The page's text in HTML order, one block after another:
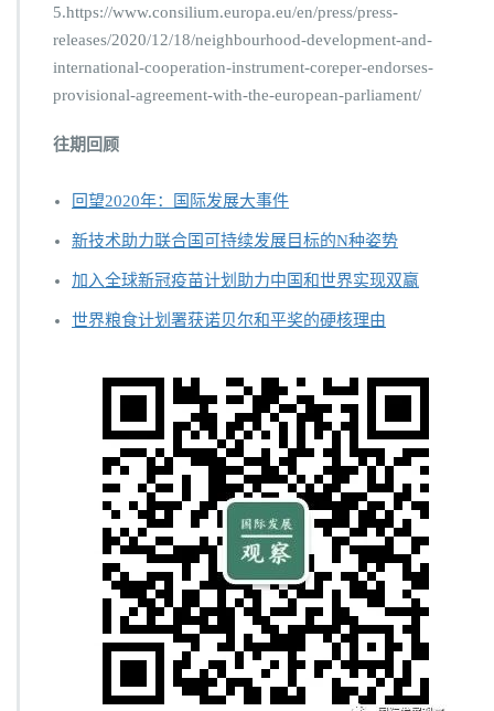
5.https://www.consilium.europa.eu/en/press/press-
releases/2020/12/18/neighbourhood-development-and-
international-cooperation-instrument-coreper-endorses-
provisional-agreement-with-the-european-parliament/
往期回顾
回望2020年：国际发展大事件
新技术助力联合国可持续发展目标的N种姿势
加入全球新冠疫苗计划助力中国和世界实现双赢
世界粮食计划署获诺贝尔和平奖的硬核理由